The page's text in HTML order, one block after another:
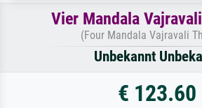
Vier Mandala
(Four Mandala Vajravali
Unbekannt
€ 123.60